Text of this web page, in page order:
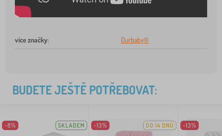
více značky: Ourbaby®
BUDETE JEŠTĚ POTŘEBOVAT:
-8% SKLADEM -13% DO 14 DNŮ -13%